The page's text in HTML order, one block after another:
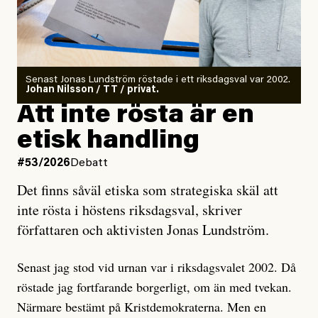
Det finns en väldigt enkel regel inom alla politiska
rörelser när det gäller misstänkta infiltratörer:
Antingen har en bevis på att de är infiltratörer, och då
ska en gå ut med det så fort det bara går för att skydda
rörelsen. Eller så har en inga bevis, bara misstankar,
och då ska en efterforska diskret, just för att inte skapa
oro inom rörelsen.
Artikeln undersöker inte, som ETC påstår, ”vad som
är sant, vad som är rykten”, utan den bidrar bara till
ännu mer ryktesspridning. Det finns inte ett enda bevis
misstänkta personen är en infiltratör. Det som läsaren
får veta är att personen har ändrat sina politiska åsikter
under åren, att den har raderat tidigare innehåll på sina
Senast Jonas Lundström röstade i ett riksdagsval var 2002.
Johan Nilsson / TT / privat.
Att inte rösta är en
etisk handling
#53/2026 Debatt
Det finns såväl etiska som strategiska skäl att
inte rösta i höstens riksdagsval, skriver
författaren och aktivisten Jonas Lundström.
Senast jag stod vid urnan var i riksdagsvalet 2002. Då
röstade jag fortfarande borgerligt, om än med tvekan.
Närmare bestämt på Kristdemokraterna. Men en